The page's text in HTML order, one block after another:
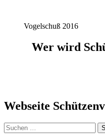
Vogelschuß 2016
Wer wird
Webseite
Suchen
nach: